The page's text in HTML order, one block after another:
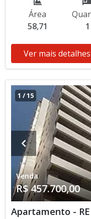
Box, Piscina, Sauna,
Kids, Espaço Gourmet,
terraço Aceita
2.426,67 2 Parcelas
Entrega das Chaves R$
Área
58,71
1
Ver mais detalhes
1 /15
Venda
R$ 457.700,00
Apartamento -